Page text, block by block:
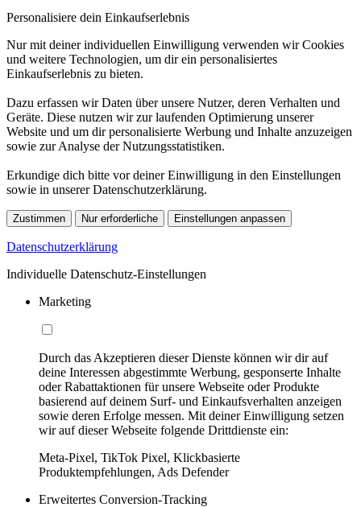
Personalisiere dein Einkaufserlebnis
Nur mit deiner individuellen Einwilligung verwenden wir Cookies
und weitere Technologien, um dir ein personalisiertes
Einkaufserlebnis zu bieten.
Dazu erfassen wir Daten über unsere Nutzer, deren Verhalten und
Geräte. Diese nutzen wir zur laufenden Optimierung unserer
Website und um dir personalisierte Werbung und Inhalte anzuzeigen
sowie zur Analyse der Nutzungsstatistiken.
Erkundige dich bitte vor deiner Einwilligung in den Einstellungen
sowie in unserer Datenschutzerklärung.
Zustimmen Nur erforderliche Einstellungen anpassen
Datenschutzerklärung
Individuelle Datenschutz-Einstellungen
Marketing
Durch das Akzeptieren dieser Dienste können wir dir auf
deine Interessen abgestimmte Werbung, gesponserte Inhalte
oder Rabattaktionen für unsere Webseite oder Produkte
basierend auf deinem Surf- und Einkaufsverhalten anzeigen
sowie deren Erfolge messen. Mit deiner Einwilligung setzen
wir auf dieser Webseite folgende Drittdienste ein:
Meta-Pixel, TikTok Pixel, Klickbasierte
Produktempfehlungen, Ads Defender
Erweitertes Conversion-Tracking